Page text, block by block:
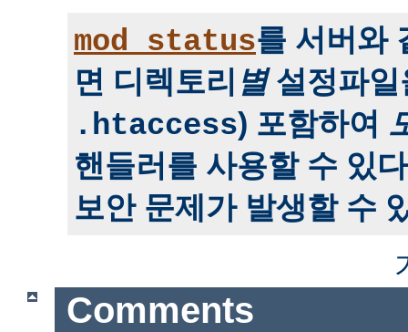
mod_status를 서버와
면 디렉토리 별설정파일
.htaccess) 포함하여
핸들러를 사용할 수 있
보안 문제가 발생할 수
Comments